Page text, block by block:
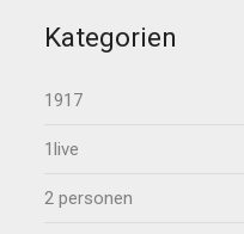
Kategorien
1917
1live
2 personen